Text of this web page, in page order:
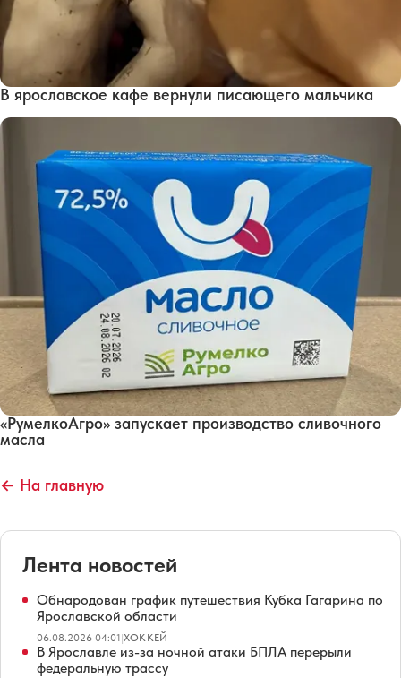
В ярославское кафе вернули писающего мальчика
«РумелкоАгро» запускает производство сливочного
масла
← На главную
Лента новостей
Обнародован график путешествия Кубка Гагарина по
Ярославской области
06.08.2026 04:01|ХОККЕЙ
В Ярославле из-за ночной атаки БПЛА перерыли
федеральную трассу